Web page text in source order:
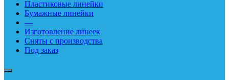
Пластиковые линейки
Бумажные линейки
—
Изготовление линеек
Сняты с производства
Под заказ